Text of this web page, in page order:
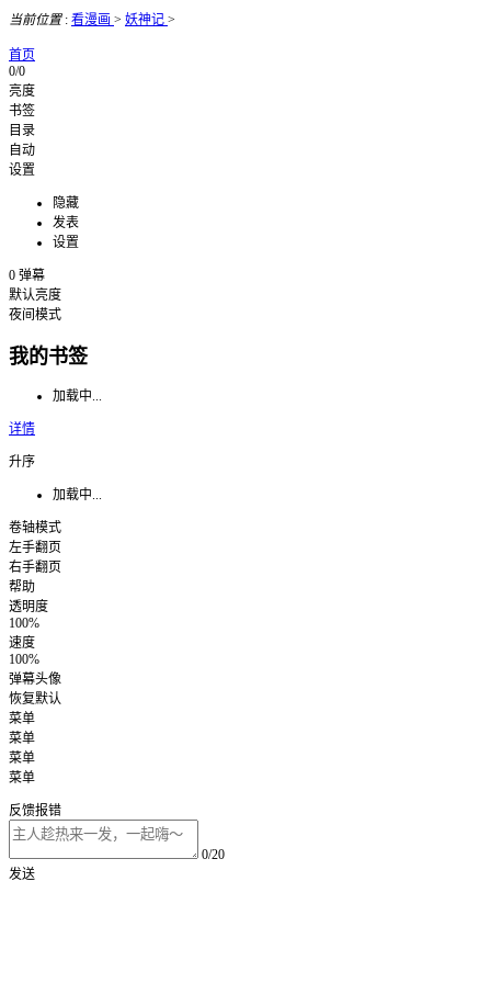
当前位置: 看漫画 > 妖神记 >
首页
0/0
亮度
书签
目录
自动
设置
隐藏
发表
设置
0 弹幕
默认亮度
夜间模式
我的书签
加载中...
详情
升序
加载中...
卷轴模式
左手翻页
右手翻页
帮助
透明度
100%
速度
100%
弹幕头像
恢复默认
菜单
菜单
菜单
菜单
反馈报错
0/20
发送